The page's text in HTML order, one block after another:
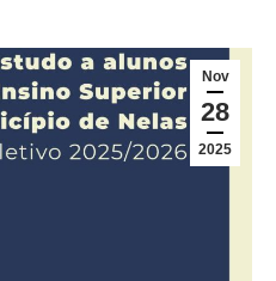
Nov
28
2025